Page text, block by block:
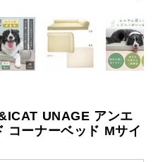
UNAGE アンエ
コーナーベッド Mサイ